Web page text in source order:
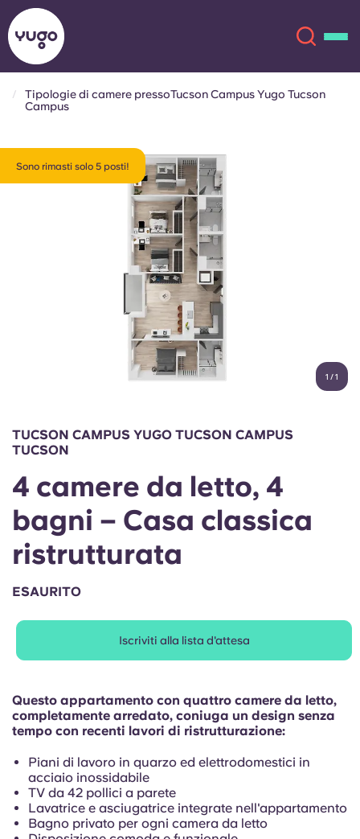
Sedi
Account
English (GB)
Català
Italian
Portuguese
Seleziona un paese
Seleziona una residenza
Accedi
Prenota ora
English (US)
Chinese
Català Deutsch
French
Portuguese
Tipologie di camere pressoTucson Campus Yugo Tucson
Campus
Sono rimasti solo 5 posti!
1 /1
TUCSON CAMPUS YUGO TUCSON CAMPUS
TUCSON
4 camere da letto, 4
bagni – Casa classica
ristrutturata
ESAURITO
Iscriviti alla lista d'attesa
Questo appartamento con quattro camere da letto,
completamente arredato, coniuga un design senza
tempo con recenti lavori di ristrutturazione:
Piani di lavoro in quarzo ed elettrodomestici in
acciaio inossidabile
TV da 42 pollici a parete
Lavatrice e asciugatrice integrate nell'appartamento
Bagno privato per ogni camera da letto